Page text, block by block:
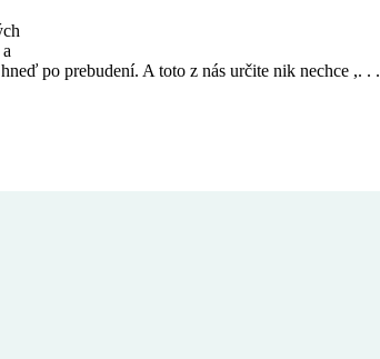
po prebudení. A toto z nás určite nik nechce ,. . .